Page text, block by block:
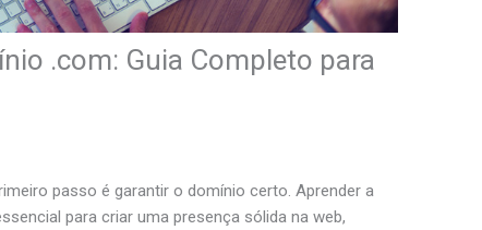
.com: Guia Completo para
passo é garantir o domínio certo. Aprender a
para criar uma presença sólida na web,